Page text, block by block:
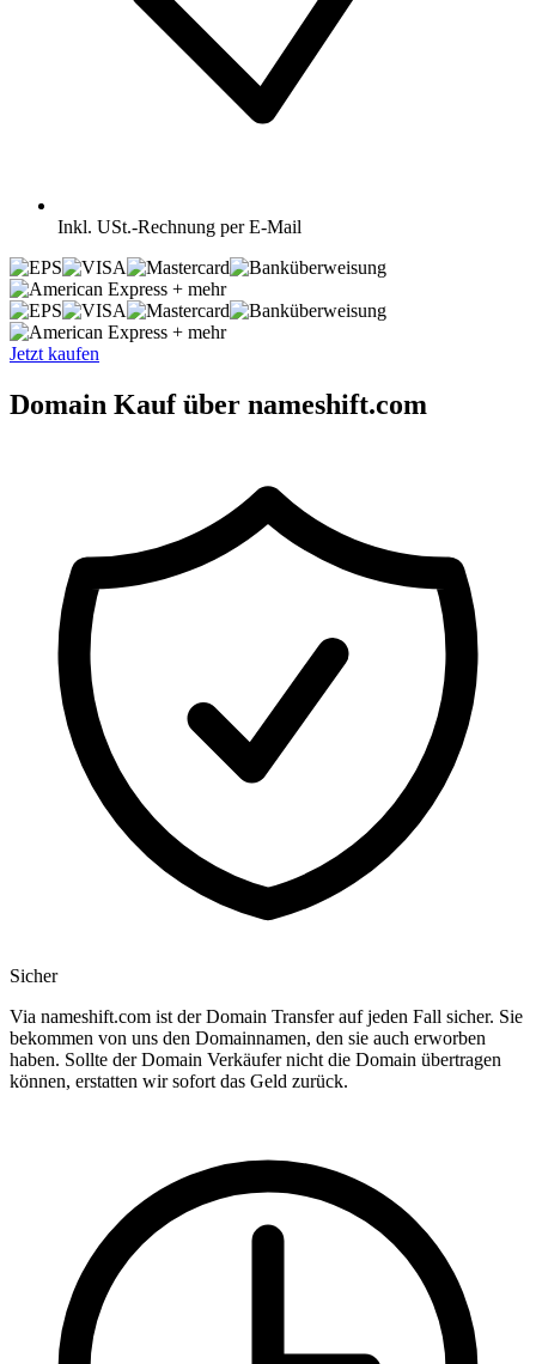
Inkl. USt.-Rechnung per E-Mail
+ mehr
+ mehr
Jetzt kaufen
Domain Kauf über nameshift.com
Sicher
Via nameshift.com ist der Domain Transfer auf jeden Fall sicher. Sie
bekommen von uns den Domainnamen, den sie auch erworben
haben. Sollte der Domain Verkäufer nicht die Domain übertragen
können, erstatten wir sofort das Geld zurück.